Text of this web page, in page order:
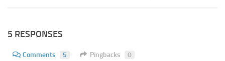
5 RESPONSES
Comments 5 Pingbacks 0